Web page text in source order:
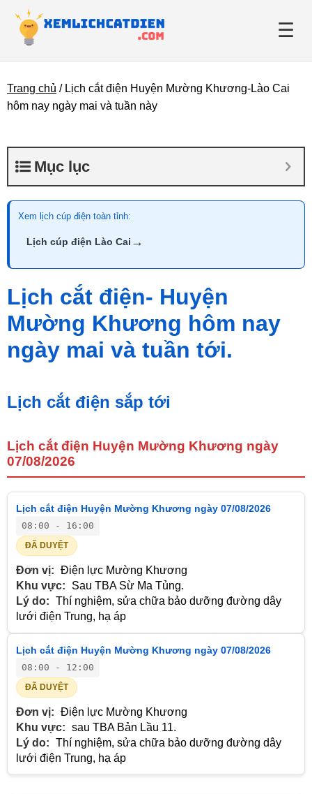
☰
Giới thiệu
Tin tức
Trang chủ / Lịch cắt điện Huyện Mường Khương-Lào Cai
hôm nay ngày mai và tuần này
Mục lục
Xem lịch cúp điện toàn tỉnh:
Lịch cúp điện Lào Cai →
Lịch cắt điện- Huyện
Mường Khương hôm nay
ngày mai và tuần tới.
Lịch cắt điện sắp tới
Lịch cắt điện Huyện Mường Khương ngày
07/08/2026
Lịch cắt điện Huyện Mường Khương ngày 07/08/2026
08:00 - 16:00
ĐÃ DUYỆT
Đơn vị: Điện lực Mường Khương
Khu vực:
Sau TBA Sừ Ma Tủng.
Lý do: Thí nghiệm, sửa chữa bảo dưỡng đường dây
lưới điện Trung, hạ áp
Lịch cắt điện Huyện Mường Khương ngày 07/08/2026
08:00 - 12:00
ĐÃ DUYỆT
Đơn vị: Điện lực Mường Khương
Khu vực: sau TBA Bản Lầu 11.
Lý do: Thí nghiệm, sửa chữa bảo dưỡng đường dây
lưới điện Trung, hạ áp